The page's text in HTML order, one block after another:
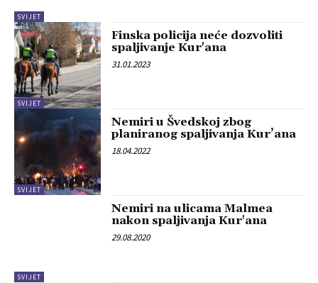
SVIJET
SVIJET
Finska policija neće dozvoliti
spaljivanje Kur'ana
31.01.2023
SVIJET
Nemiri u Švedskoj zbog
planiranog spaljivanja Kur’ana
18.04.2022
SVIJET
Nemiri na ulicama Malmea
nakon spaljivanja Kur'ana
29.08.2020